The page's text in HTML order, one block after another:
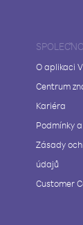
O aplikaci
Centrum
Kariéra
Podmínky
Zásady
údajů
Customer